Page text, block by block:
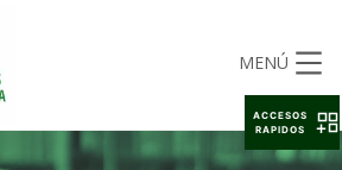
MENÚ
ACCESOS
RAPIDOS